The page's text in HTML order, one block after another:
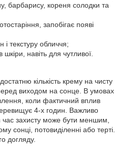
барбарису, кореня солодки та
запобігає появі
і текстуру обличчя;
шкіри, навіть для чутливої.
кількість крему на чисту
виходом на сонце. В умовах
коли фактичний вплив
4-х годин. Важливо
захисту може бути меншим,
сонці, потовиділенні або терті.
догляду.